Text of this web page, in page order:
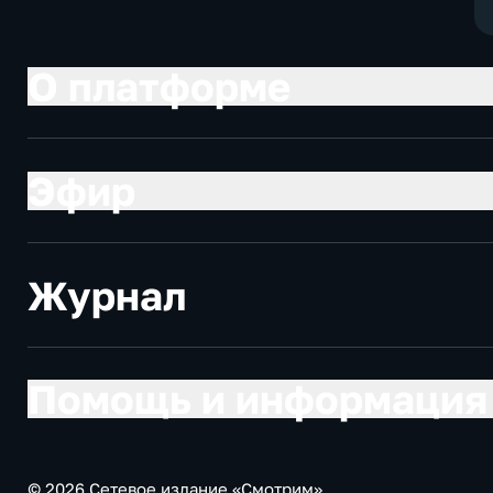
Журнал
© 2026 Сетевое издание «Смотрим»